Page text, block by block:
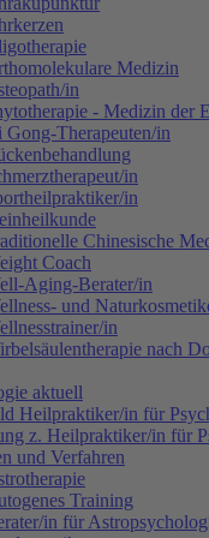
Medizin
in
- Medizin der
Gong-Therapeuten/in
in
in
Chinesische
Coach
Aging-Berater/in
und
in
nach
aktuell
Heilpraktiker/in für
z. Heilpraktiker/in für
und Verfahren
Training
in für